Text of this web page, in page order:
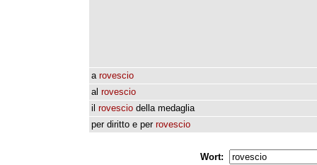
a rovescio
al rovescio
il rovescio della medaglia
per diritto e per rovescio
Wort: